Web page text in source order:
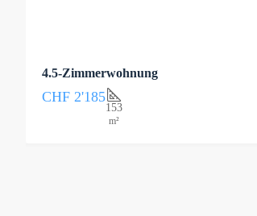
4.5-Zimmerwohnung
CHF 2'185
153
m²